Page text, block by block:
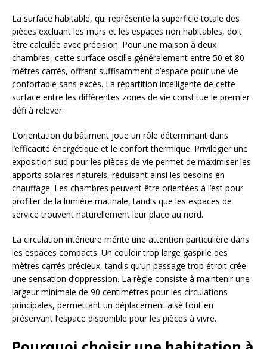
La surface habitable, qui représente la superficie totale des
pièces excluant les murs et les espaces non habitables, doit
être calculée avec précision. Pour une maison à deux
chambres, cette surface oscille généralement entre 50 et 80
mètres carrés, offrant suffisamment d’espace pour une vie
confortable sans excès. La répartition intelligente de cette
surface entre les différentes zones de vie constitue le premier
défi à relever.
L’orientation du bâtiment joue un rôle déterminant dans
l’efficacité énergétique et le confort thermique. Privilégier une
exposition sud pour les pièces de vie permet de maximiser les
apports solaires naturels, réduisant ainsi les besoins en
chauffage. Les chambres peuvent être orientées à l’est pour
profiter de la lumière matinale, tandis que les espaces de
service trouvent naturellement leur place au nord.
La circulation intérieure mérite une attention particulière dans
les espaces compacts. Un couloir trop large gaspille des
mètres carrés précieux, tandis qu’un passage trop étroit crée
une sensation d’oppression. La règle consiste à maintenir une
largeur minimale de 90 centimètres pour les circulations
principales, permettant un déplacement aisé tout en
préservant l’espace disponible pour les pièces à vivre.